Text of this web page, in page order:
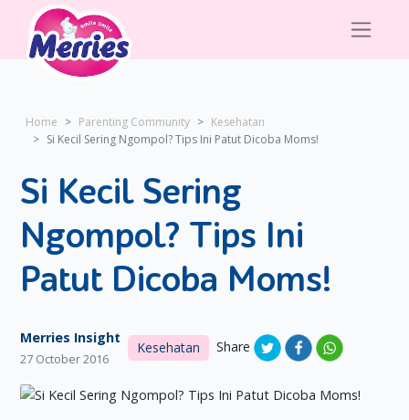
Home Parenting Community
Kesehatan
Si Kecil Sering Ngompol? Tips Ini Patut Dicoba Moms!
Si Kecil Sering
Ngompol? Tips Ini
Patut Dicoba Moms!
Merries Insight
27 October 2016
Kesehatan Share